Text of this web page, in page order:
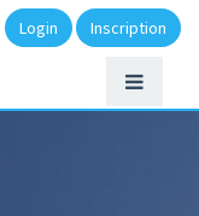
Login Inscription